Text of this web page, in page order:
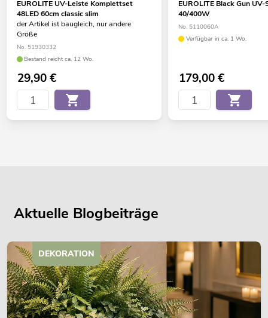
EUROLITE UV-Leiste Komplettset
48LED 60cm classic slim
der Artikel ist baugleich, nur andere
Größe
No. 51930332
Bestand reicht ca. 12 Wo.
29,90€
EUROLITE Black Gun
40/400W
No. 5110060A
Verfügbar in ca. 1 Wo.
179,00€
Aktuelle Blogbeiträge
DEKORATION